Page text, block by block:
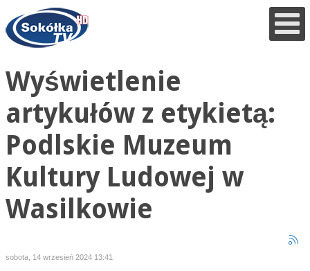
Wyświetlenie
artykułów z etykietą:
Podlskie Muzeum
Kultury Ludowej w
Wasilkowie
sobota, 14 wrzesień 2024 13:41